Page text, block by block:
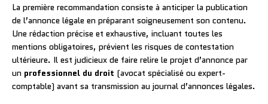
La première recommandation consiste à anticiper la publication
de l’annonce légale en préparant soigneusement son contenu.
Une rédaction précise et exhaustive, incluant toutes les
mentions obligatoires, prévient les risques de contestation
ultérieure. Il est judicieux de faire relire le projet d’annonce par
un professionnel du droit (avocat spécialisé ou expert-
comptable) avant sa transmission au journal d’annonces légales.